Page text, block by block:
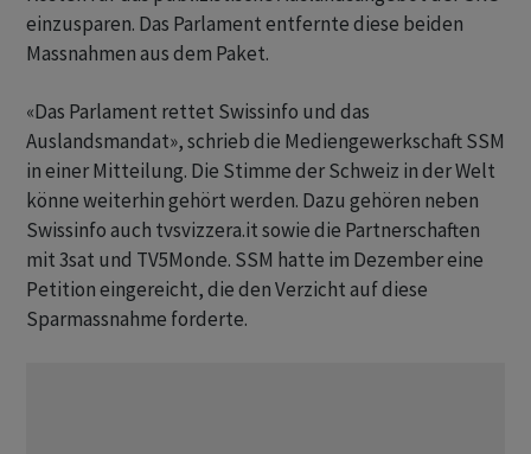
einzusparen. Das Parlament entfernte diese beiden
Massnahmen aus dem Paket.
«Das Parlament rettet Swissinfo und das
Auslandsmandat», schrieb die Mediengewerkschaft SSM
in einer Mitteilung. Die Stimme der Schweiz in der Welt
könne weiterhin gehört werden. Dazu gehören neben
Swissinfo auch tvsvizzera.it sowie die Partnerschaften
mit 3sat und TV5Monde. SSM hatte im Dezember eine
Petition eingereicht, die den Verzicht auf diese
Sparmassnahme forderte.